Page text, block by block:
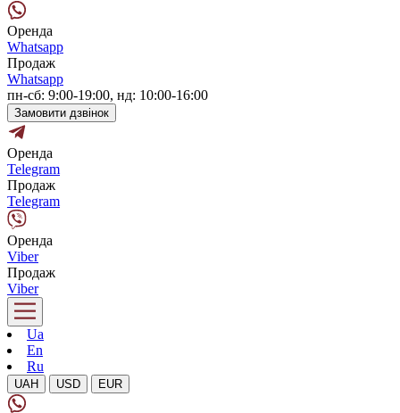
Оренда
Whatsapp
Продаж
Whatsapp
пн-сб: 9:00-19:00, нд: 10:00-16:00
Замовити дзвінок
Оренда
Telegram
Продаж
Telegram
Оренда
Viber
Продаж
Viber
Ua
En
Ru
UAH USD EUR